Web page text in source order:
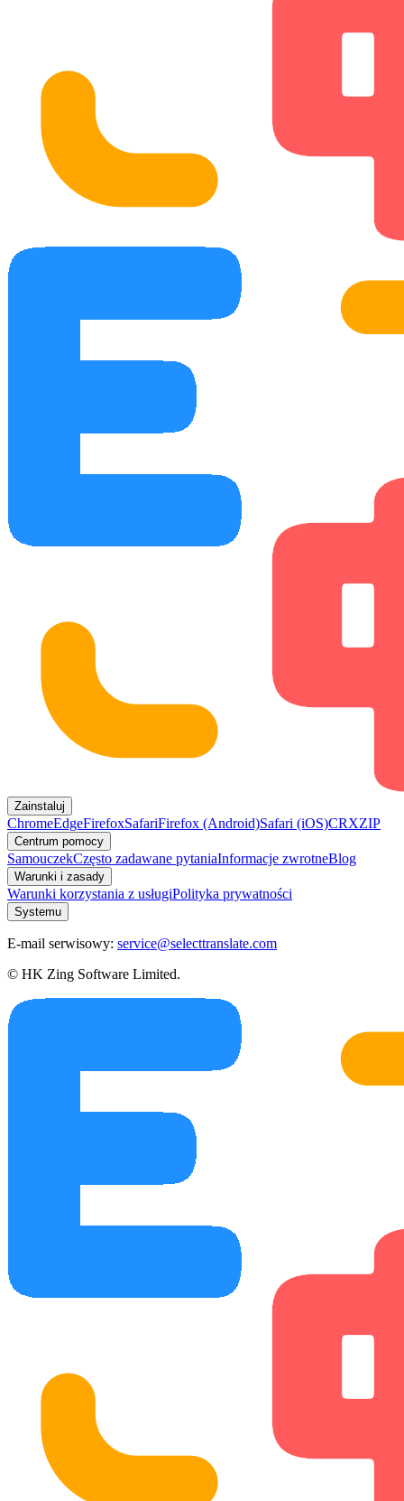
Zainstaluj
ChromeEdgeFirefoxSafariFirefox (Android)Safari (iOS)CRXZIP
Centrum pomocy
SamouczekCzęsto zadawane pytaniaInformacje zwrotneBlog
Warunki i zasady
Warunki korzystania z usługiPolityka prywatności
Systemu
E-mail serwisowy: service@selecttranslate.com
© HK Zing Software Limited.